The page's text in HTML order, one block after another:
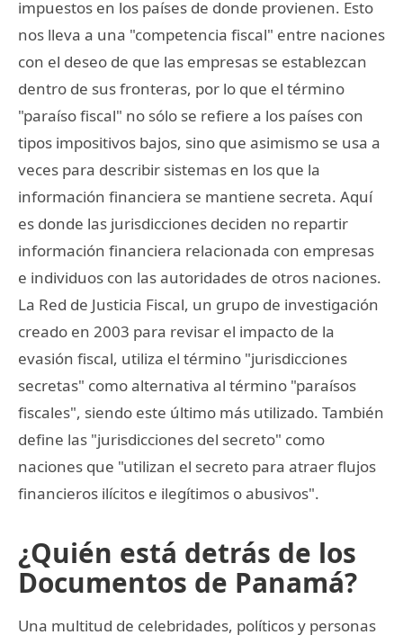
impuestos en los países de donde provienen. Esto
nos lleva a una "competencia fiscal" entre naciones
con el deseo de que las empresas se establezcan
dentro de sus fronteras, por lo que el término
"paraíso fiscal" no sólo se refiere a los países con
tipos impositivos bajos, sino que asimismo se usa a
veces para describir sistemas en los que la
información financiera se mantiene secreta. Aquí
es donde las jurisdicciones deciden no repartir
información financiera relacionada con empresas
e individuos con las autoridades de otros naciones.
La Red de Justicia Fiscal, un grupo de investigación
creado en 2003 para revisar el impacto de la
evasión fiscal, utiliza el término "jurisdicciones
secretas" como alternativa al término "paraísos
fiscales", siendo este último más utilizado. También
define las "jurisdicciones del secreto" como
naciones que "utilizan el secreto para atraer flujos
financieros ilícitos e ilegítimos o abusivos".
¿Quién está detrás de los
Documentos de Panamá?
Una multitud de celebridades, políticos y personas